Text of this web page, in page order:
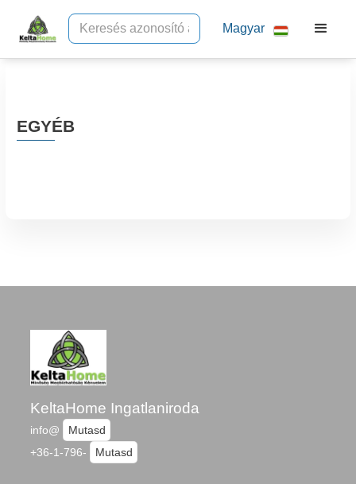
Magyar
EGYÉB
KeltaHome Ingatlaniroda
info@
Mutasd
+36-1-796-
Mutasd